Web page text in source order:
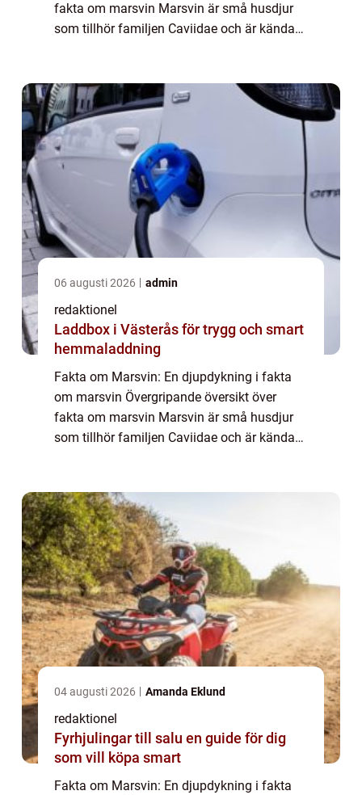
fakta om marsvin Marsvin är små husdjur
som tillhör familjen Caviidae och är kända
06 augusti 2026 admin
redaktionel
Laddbox i Västerås för trygg och smart
hemmaladdning
Fakta om Marsvin: En djupdykning i fakta
om marsvin Övergripande översikt över
fakta om marsvin Marsvin är små husdjur
som tillhör familjen Caviidae och är kända
04 augusti 2026 Amanda Eklund
redaktionel
Fyrhjulingar till salu en guide för dig
som vill köpa smart
Fakta om Marsvin: En djupdykning i fakta